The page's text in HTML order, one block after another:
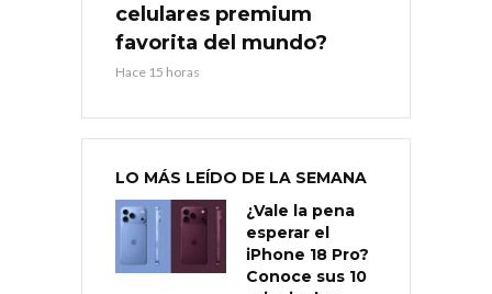
celulares premium
favorita del mundo?
Hace 15 horas
LO MÁS LEÍDO DE LA SEMANA
¿Vale la pena
esperar el
iPhone 18 Pro?
Conoce sus 10